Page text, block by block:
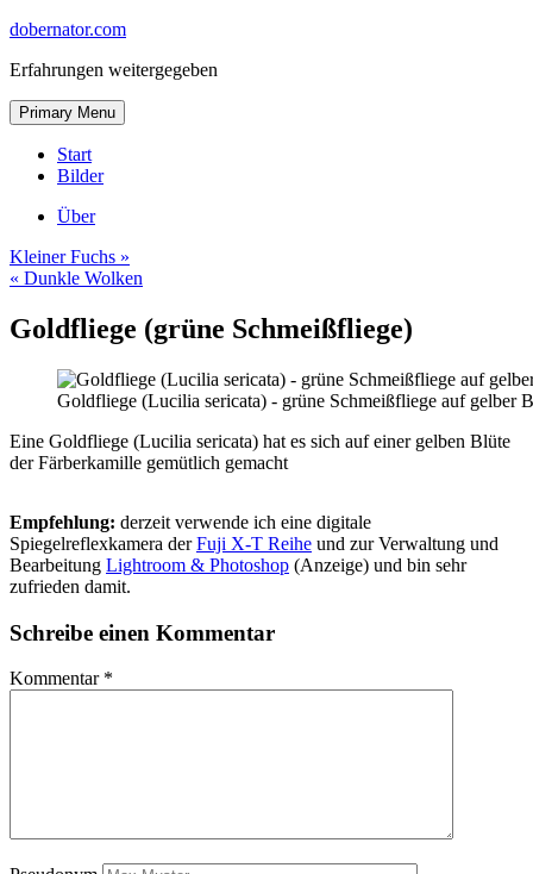
Skip
content
dobernator.com
Erfahrungen weitergegeben
Primary Menu Skip
to
Start
Bilder
Über
Kleiner Fuchs »
« Dunkle Wolken
Goldfliege (grüne Schmeißfliege)
Goldfliege (Lucilia sericata) - grüne Schmeißfliege auf gelber
Eine Goldfliege (Lucilia sericata) hat es sich auf einer gelben Blüte
der Färberkamille gemütlich gemacht
Empfehlung: derzeit verwende ich eine digitale
Spiegelreflexkamera derFuji X-T Reihe und zur Verwaltung und
Bearbeitung Lightroom & Photoshop (Anzeige) und bin sehr
zufrieden damit.
Schreibe einen Kommentar
Kommentar *